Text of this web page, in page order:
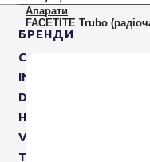
БРЕНДИ
CANDELA MEDICAL
INMODE
DELEO
HIRONIC
VENUS CONCEPT
TAVTECH
Апарати
FACETITE Trubo